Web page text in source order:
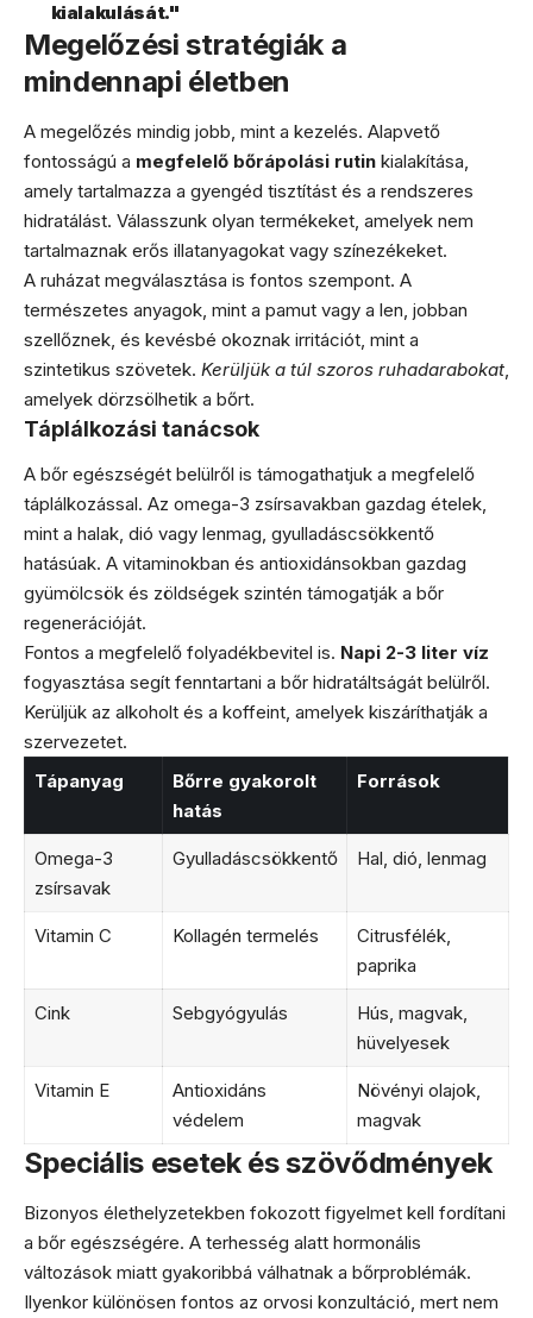
kialakulását."
Megelőzési stratégiák a
mindennapi életben
A megelőzés mindig jobb, mint a kezelés. Alapvető
fontosságú a megfelelő bőrápolási rutin kialakítása,
amely tartalmazza a gyengéd tisztítást és a rendszeres
hidratálást. Válasszunk olyan termékeket, amelyek nem
tartalmaznak erős illatanyagokat vagy színezékeket.
A ruházat megválasztása is fontos szempont. A
természetes anyagok, mint a pamut vagy a len, jobban
szellőznek, és kevésbé okoznak irritációt, mint a
szintetikus szövetek. Kerüljük a túl szoros ruhadarabokat,
amelyek dörzsölhetik a bőrt.
Táplálkozási tanácsok
A bőr egészségét belülről is támogathatjuk a megfelelő
táplálkozással. Az omega-3 zsírsavakban gazdag ételek,
mint a halak, dió vagy lenmag, gyulladáscsökkentő
hatásúak. A vitaminokban és antioxidánsokban gazdag
gyümölcsök és zöldségek szintén támogatják a bőr
regenerációját.
Fontos a megfelelő folyadékbevitel is. Napi 2-3 liter víz
fogyasztása segít fenntartani a bőr hidratáltságát belülről.
Kerüljük az alkoholt és a koffeint, amelyek kiszáríthatják a
szervezetet.
Tápanyag
Bőrre gyakorolt
hatás
Források
Omega-3
zsírsavak
Gyulladáscsökkentő Hal, dió, lenmag
Vitamin C Kollagén termelés
Citrusfélék,
paprika
Cink Sebgyógyulás
Hús, magvak,
hüvelyesek
Vitamin E
Antioxidáns
védelem
Növényi olajok,
magvak
Speciális esetek és szövődmények
Bizonyos élethelyzetekben fokozott figyelmet kell fordítani
a bőr egészségére. A terhesség alatt hormonális
változások miatt gyakoribbá válhatnak a bőrproblémák.
Ilyenkor különösen fontos az orvosi konzultáció, mert nem